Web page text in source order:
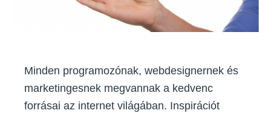
Minden programozónak, webdesignernek és
marketingesnek megvannak a kedvenc
forrásai az internet világában. Inspirációt